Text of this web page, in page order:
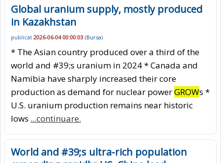
Global uranium supply, mostly produced
in Kazakhstan
publicat 2026-06-04 00:00:03 (Bursa)
* The Asian country produced over a third of the
world and #39;s uranium in 2024 * Canada and
Namibia have sharply increased their core
production as demand for nuclear powerGROWs *
U.S. uranium production remains near historic
lows ...continuare.
World and #39;s ultra-rich population